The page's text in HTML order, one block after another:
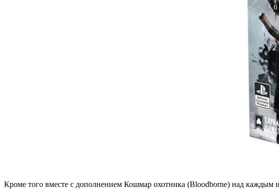
Кроме того вместе с дополнением Кошмар охотника (Bloodborne) над каждым